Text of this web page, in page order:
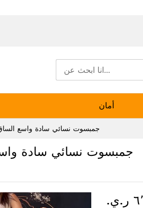
أمان
جمبسوت نسائي سادة واسع الساق
جمبسوت نسائي سادة